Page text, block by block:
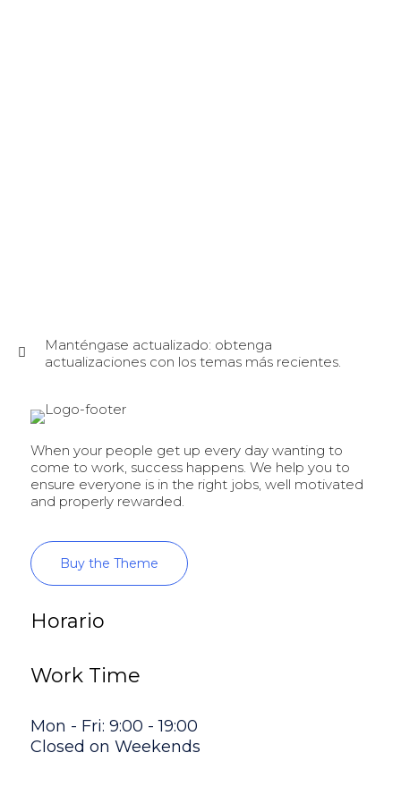
Manténgase actualizado: obtenga
actualizaciones con los temas más recientes.
When your people get up every day wanting to
come to work, success happens. We help you to
ensure everyone is in the right jobs, well motivated
and properly rewarded.
Buy the Theme
Horario
Work Time
Mon - Fri: 9:00 - 19:00
Closed on Weekends